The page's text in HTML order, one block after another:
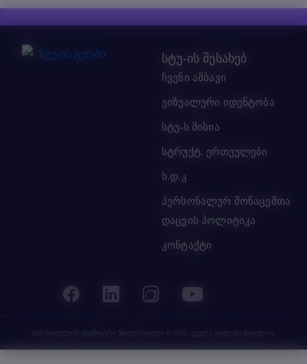
სტუ-ის შესახებ
ჩვენი ამბავი
ვიზუალური იდენტობა
სტუ-ს მისია
სტრუქტ. ერთეულები
ხ.დ.კ
პერსონალურ მონაცემთა
დაცვის პოლიტიკა
კონტაქტი
საქართველოს ტექნიკური უნივერსიტეტი © 2025. ყველა უფლება დაცულია.